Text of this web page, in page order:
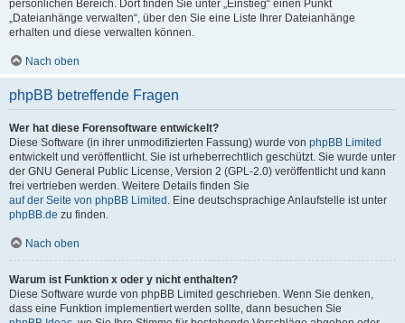
persönlichen Bereich. Dort finden Sie unter „Einstieg“ einen Punkt
„Dateianhänge verwalten“, über den Sie eine Liste Ihrer Dateianhänge
erhalten und diese verwalten können.
Nach oben
phpBB betreffende Fragen
Wer hat diese Forensoftware entwickelt?
Diese Software (in ihrer unmodifizierten Fassung) wurde von phpBB Limited
entwickelt und veröffentlicht. Sie ist urheberrechtlich geschützt. Sie wurde unter
der GNU General Public License, Version 2 (GPL-2.0) veröffentlicht und kann
frei vertrieben werden. Weitere Details finden Sie
auf der Seite von phpBB Limited . Eine deutschsprachige Anlaufstelle ist unter
phpBB.de zu finden.
Nach oben
Warum ist Funktion x oder y nicht enthalten?
Diese Software wurde von phpBB Limited geschrieben. Wenn Sie denken,
dass eine Funktion implementiert werden sollte, dann besuchen Sie